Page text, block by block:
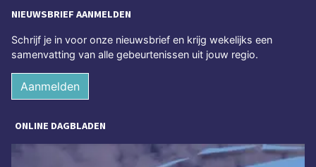
NIEUWSBRIEF AANMELDEN
Schrijf je in voor onze nieuwsbrief en krijg wekelijks een
samenvatting van alle gebeurtenissen uit jouw regio.
Aanmelden
ONLINE DAGBLADEN